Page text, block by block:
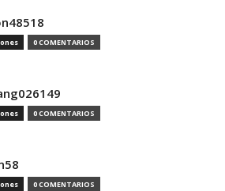
0 COMENTARIOS
0 COMENTARIOS
0 COMENTARIOS